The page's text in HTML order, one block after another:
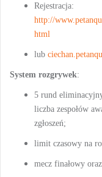
Rejestracja:
http://
html
lub
System rozgrywek:
5 rund
liczba zespołów
zgłoszeń;
limit czasowy na
mecz finałowy